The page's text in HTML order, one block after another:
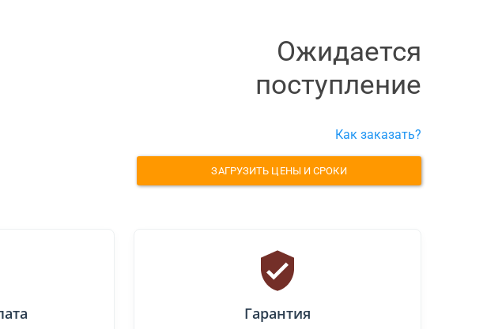
Ожидается
поступление
Как заказать?
ЗАГРУЗИТЬ ЦЕНЫ И СРОКИ
Гарантия